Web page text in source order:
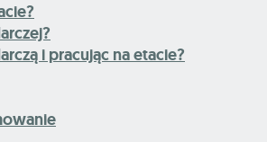
i pracując na etacie?